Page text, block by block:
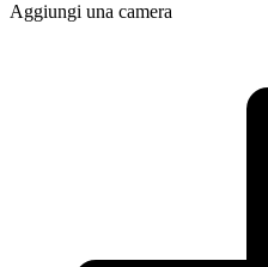
Aggiungi una camera